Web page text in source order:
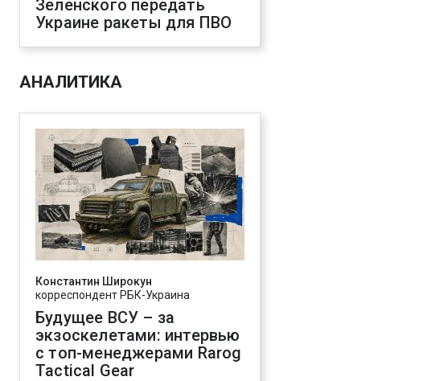
Зеленского передать
Украине ракеты для ПВО
АНАЛИТИКА
Константин Широкун
корреспондент РБК-Украина
Будущее ВСУ – за
экзоскелетами: интервью
с топ-менеджерами Rarog
Tactical Gear